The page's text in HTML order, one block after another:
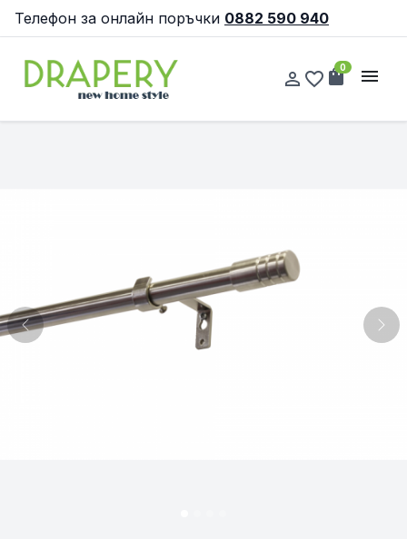
Телефон за онлайн поръчки 0882 590 940
person_outline favorite_border shopping_bag
0 menu
Previous